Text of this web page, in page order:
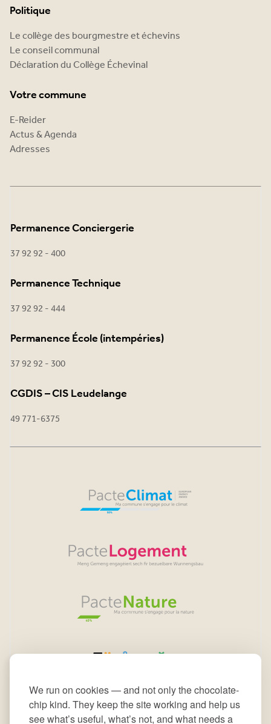
We run on cookies — and not only the chocolate-
chip kind. They keep the site working and help us
see what’s useful, what’s not, and what needs a
Politique
Le collège des bourgmestre et échevins
Le conseil communal
Déclaration du Collège Échevinal
Votre commune
E-Reider
Actus & Agenda
Adresses
Permanence Conciergerie
37 92 92 - 400
Permanence Technique
37 92 92 - 444
Permanence École (intempéries)
37 92 92 - 300
CGDIS – CIS Leudelange
49 771-6375